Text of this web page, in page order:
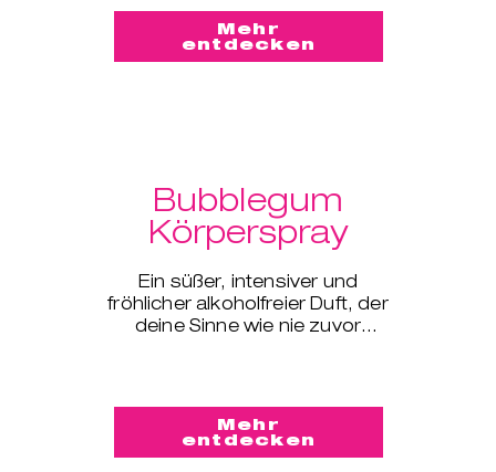
Mehr
entdecken
Bubblegum
Körperspray
Ein süßer, intensiver und
fröhlicher alkoholfreier Duft, der
deine Sinne wie nie zuvor
Mehr
entdecken